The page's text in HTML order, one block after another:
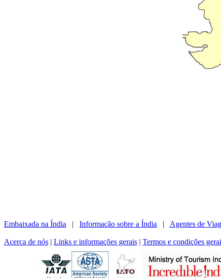
Embaixada na Índia | Informação sobre a Índia | Agentes de
Acerca de nós | Links e informações gerais | Termos e condições